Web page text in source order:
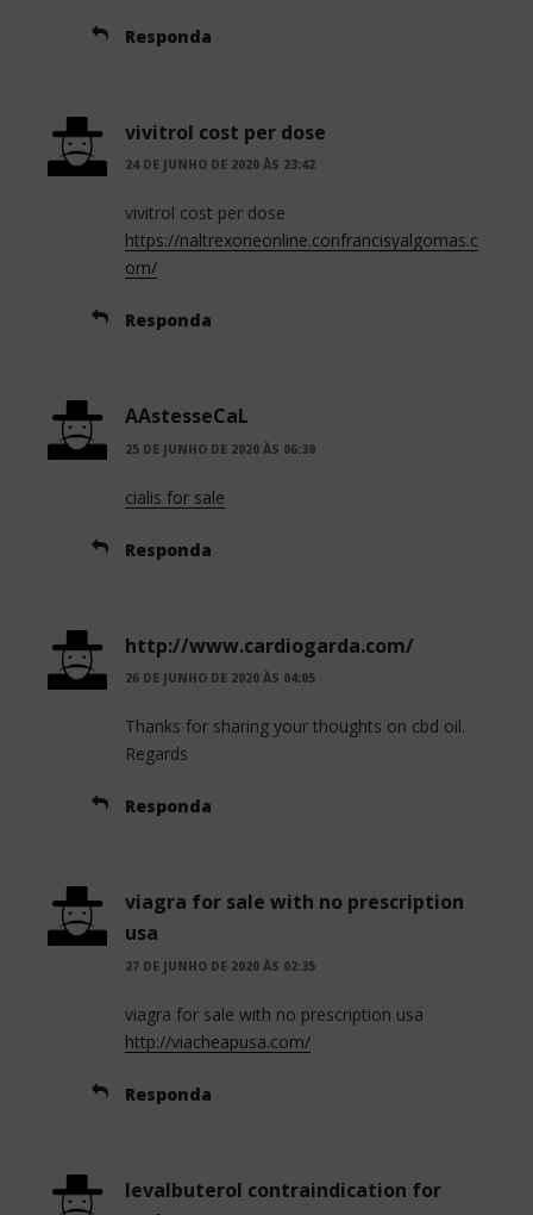
Responda
vivitrol cost per dose
24 DE JUNHO DE 2020 ÀS 23:42
vivitrol cost per dose
https://naltrexoneonline.confrancisyalgomas.c
om/
Responda
AAstesseCaL
25 DE JUNHO DE 2020 ÀS 06:30
cialis for sale
Responda
http://www.cardiogarda.com/
26 DE JUNHO DE 2020 ÀS 04:05
Thanks for sharing your thoughts on cbd oil.
Regards
Responda
viagra for sale with no prescription
usa
27 DE JUNHO DE 2020 ÀS 02:35
viagra for sale with no prescription usa
http://viacheapusa.com/
Responda
levalbuterol contraindication for